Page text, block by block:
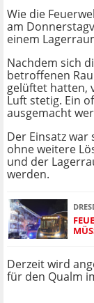
Wie die
am
einem
Nachdem sich
betroffenen
gelüftet hatten,
Luft stetig. Ein
ausgemacht
Der Einsatz
ohne weitere
und der
werden.
Derzeit wird
für den Qualm